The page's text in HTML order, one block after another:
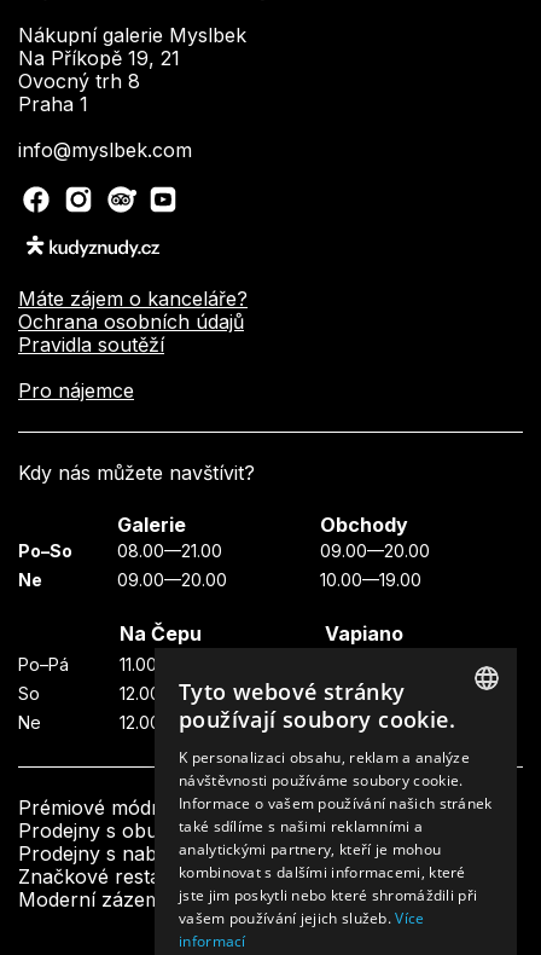
Nákupní galerie Myslbek
Na Příkopě 19, 21
Ovocný trh 8
Praha 1
info@myslbek.com
Máte zájem o kanceláře?
Ochrana osobních údajů
Pravidla soutěží
Pro nájemce
Kdy nás můžete navštívit?
Galerie Obchody
Po–So 08.00—21.00
09.00—20.00
Ne
09.00—20.00 10.00—19.00
Na Čepu Vapiano
Po–Pá 11.00—23.00
So
12.00—23.00
11.00—22.00
Ne
12.00—23.00 11.00—21.00
Prémiové módní butiky
Prodejny s obuví a doplňky
Prodejny s nabídkou krásy a designu
Značkové restaurace a bistra
Moderní zázemí a další služby pro návštěvníky
ENGLISH
Tyto webové stránky
používají soubory cookie.
K personalizaci obsahu, reklam a analýze
návštěvnosti používáme soubory cookie.
Informace o vašem používání našich stránek
také sdílíme s našimi reklamními a
analytickými partnery, kteří je mohou
kombinovat s dalšími informacemi, které
jste jim poskytli nebo které shromáždili při
vašem používání jejich služeb.Více
informací